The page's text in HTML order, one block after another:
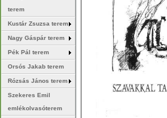
terem
Kustár Zsuzsa terem
Nagy Gáspár terem
Pék Pál terem
Orsós Jakab terem
Rózsás János terem
Szekeres Emil
emlékolvasóterem